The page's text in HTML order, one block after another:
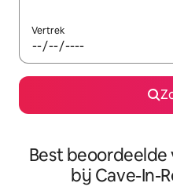
Vertrek
Best
bij Cave-In-